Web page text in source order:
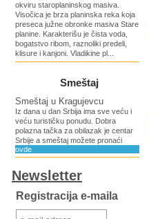
okviru staroplaninskog masiva.
Visočica je brza planinska reka koja
preseca južne obronke masiva Stare
planine. Karakterišu je čista voda,
bogatstvo ribom, raznoliki predeli,
klisure i kanjoni. Vladikine pl...
Smeštaj
Smeštaj u Kragujevcu
Iz dana u dan Srbija ima sve veću i
veću turističku ponudu. Dobra
polazna tačka za obilazak je centar
Srbije a smeštaj možete pronaći
ovde
Newsletter
Registracija e-maila